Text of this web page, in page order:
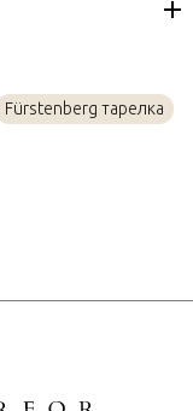
Fürstenberg тарелка